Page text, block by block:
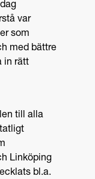
var
som
med bättre
in rätt
till alla
Linköping
bl.a.